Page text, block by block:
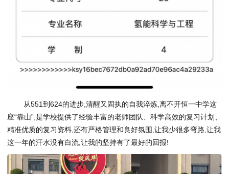
从551到624的进步,清醒又固执的自我淬炼,离不开恒一中学这
座“靠山”,是学校提供了经验丰富的老师团队、科学高效的复习计划、
精准优质的复习资料,还有严格管理和良好氛围,让我少很多弯路,让我
这一年的汗水没有白流,让我的坚持有了最好的回报!